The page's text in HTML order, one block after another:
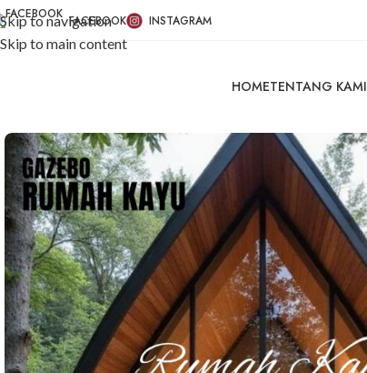
Skip to navigation
Skip to main content
FACEBOOK INSTAGRAM
HOMETENTANG KAMI